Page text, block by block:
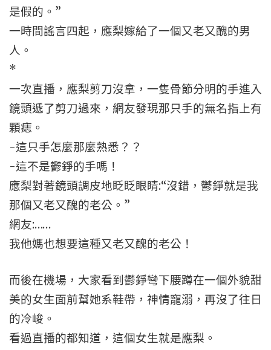
是假的。”
一時間謠言四起，應梨嫁給了一個又老又醜的男
人。
*
一次直播，應梨剪刀沒拿，一隻骨節分明的手進入
鏡頭遞了剪刀過來，網友發現那只手的無名指上有
顆痣。
-這只手怎麼那麼熟悉？？
-這不是鬱錚的手嗎！
應梨對著鏡頭調皮地眨眨眼睛:“沒錯，鬱錚就是我
那個又老又醜的老公。”
網友:……
我他媽也想要這種又老又醜的老公！
而後在機場，大家看到鬱錚彎下腰蹲在一個外貌甜
美的女生面前幫她系鞋帶，神情寵溺，再沒了往日
的冷峻。
看過直播的都知道，這個女生就是應梨。